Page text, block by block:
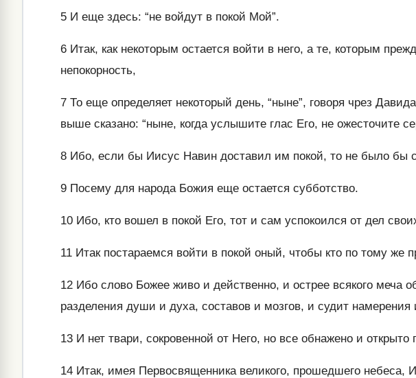
5 И еще здесь: “не войдут в покой Мой”.
6 Итак, как некоторым остается войти в него, а те, которым
непокорность,
7 То еще определяет некоторый день, “ныне”, говоря чрез
выше сказано: “ныне, когда услышите глас Его, не ожесточите
8 Ибо, если бы Иисус Навин доставил им покой, то не было бы
9 Посему для народа Божия еще остается субботство.
10 Ибо, кто вошел в покой Его, тот и сам успокоился от дел
11 Итак постараемся войти в покой оный, чтобы кто по тому же
12 Ибо слово Божее живо и действенно, и острее всякого меча
разделения души и духа, составов и мозгов, и судит
13 И нет твари, сокровенной от Него, но все обнажено и
14 Итак, имея Первосвященника великого, прошедшего